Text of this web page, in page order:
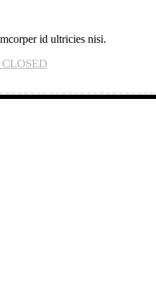
id ultricies nisi.